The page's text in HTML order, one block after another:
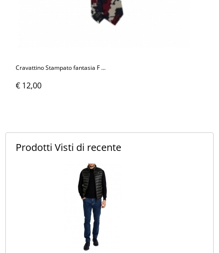
Cravattino Stampato fantasia F ...
€ 12,00
Prodotti Visti di recente